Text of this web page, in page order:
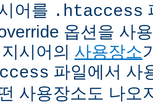
어를 .htaccess
옵션을 사
시어의 사용장소
파일에서 사
사용장소도 나오